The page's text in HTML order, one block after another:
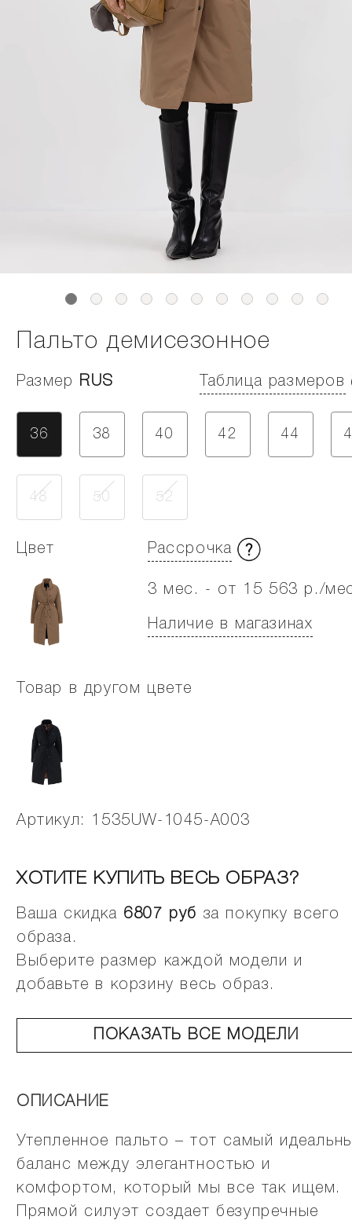
Пальто демисезонное
Размер RUS Таблица размеров
36 38 40 42 44
48 50 52
Цвет Рассрочка
3 мес. - от 15 563 р./
Наличие в магазинах
Товар в другом цвете
Артикул: 1535UW-1045-A003
ХОТИТЕ КУПИТЬ ВЕСЬ ОБРАЗ?
Ваша скидка 6807 руб за покупку всего
образа.
Выберите размер каждой модели и
добавьте в корзину весь образ.
ПОКАЗАТЬ ВСЕ МОДЕЛИ
ОПИСАНИЕ
Утепленное пальто – тот самый
баланс между элегантностью и
комфортом, который мы все так ищем.
Прямой силуэт создает безупречные